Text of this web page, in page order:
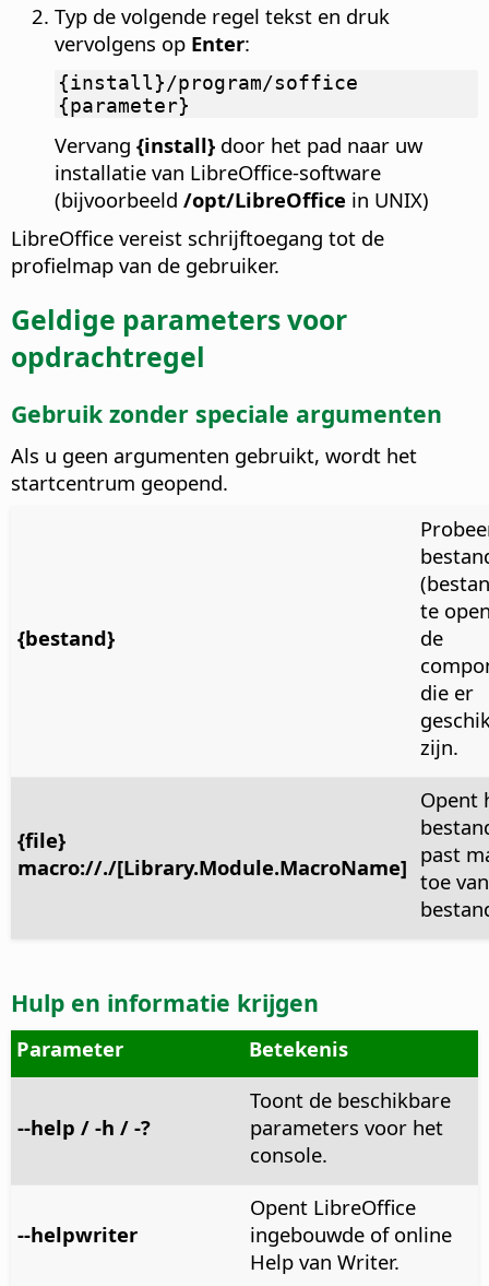
Typ de volgende regel tekst en druk
vervolgens op Enter:
{install}/program/soffice
{parameter}
Vervang {install} door het pad naar uw
installatie van LibreOffice-software
(bijvoorbeeld /opt/LibreOffice in UNIX)
LibreOffice vereist schrijftoegang tot de
profielmap van de gebruiker.
Geldige parameters voor
opdrachtregel
Gebruik zonder speciale argumenten
Als u geen argumenten gebruikt, wordt het
startcentrum geopend.
{bestand}
te
de
die er
zijn.
{file}
macro://./[Library.Module.MacroName]
Opent
past
toe
Hulp en informatie krijgen
Parameter Betekenis
--help / -h / -?
Toont de beschikbare
parameters voor het
console.
--helpwriter
Opent LibreOffice
ingebouwde of online
Help van Writer.